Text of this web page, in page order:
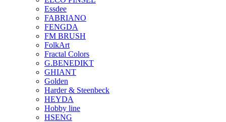
Essdee
FABRIANO
FENGDA
FM BRUSH
FolkArt
Fractal Colors
G.BENEDIKT
GHIANT
Golden
Harder & Steenbeck
HEYDA
Hobby line
HSENG